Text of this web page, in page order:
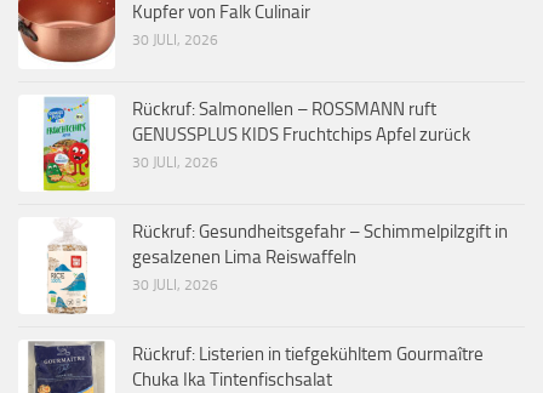
Kupfer von Falk Culinair
30 JULI, 2026
Rückruf: Salmonellen – ROSSMANN ruft
GENUSSPLUS KIDS Fruchtchips Apfel zurück
30 JULI, 2026
Rückruf: Gesundheitsgefahr – Schimmelpilzgift in
gesalzenen Lima Reiswaffeln
30 JULI, 2026
Rückruf: Listerien in tiefgekühltem Gourmaître
Chuka Ika Tintenfischsalat